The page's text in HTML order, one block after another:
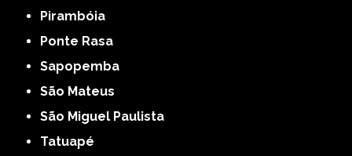
Pirambóia
Ponte Rasa
Sapopemba
São Mateus
São Miguel Paulista
Tatuapé